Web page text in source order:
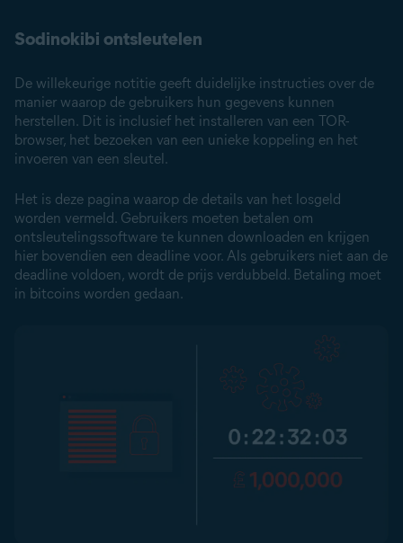
Sodinokibi ontsleutelen
De willekeurige notitie geeft duidelijke instructies over de
manier waarop de gebruikers hun gegevens kunnen
herstellen. Dit is inclusief het installeren van een TOR-
browser, het bezoeken van een unieke koppeling en het
invoeren van een sleutel.
Het is deze pagina waarop de details van het losgeld
worden vermeld. Gebruikers moeten betalen om
ontsleutelingssoftware te kunnen downloaden en krijgen
hier bovendien een deadline voor. Als gebruikers niet aan de
deadline voldoen, wordt de prijs verdubbeld. Betaling moet
in bitcoins worden gedaan.